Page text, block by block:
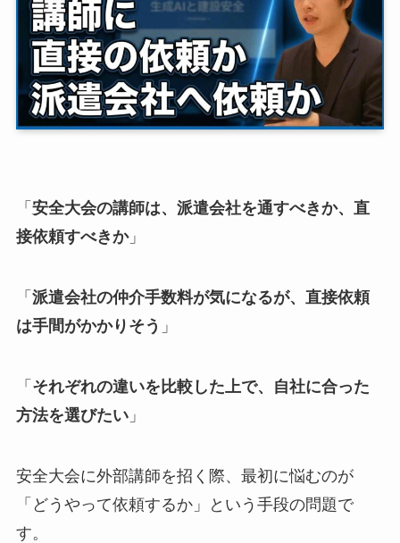
「 安全大会の講師は、派遣会社を通すべきか、直
接依頼すべきか」
「 派遣会社の仲介手数料が気になるが、直接依頼
は手間がかかりそう 」
「 それぞれの違いを比較した上で、自社に合った
方法を選びたい」
安全大会に外部講師を招く際、最初に悩むのが
「どうやって依頼するか」という手段の問題で
す。